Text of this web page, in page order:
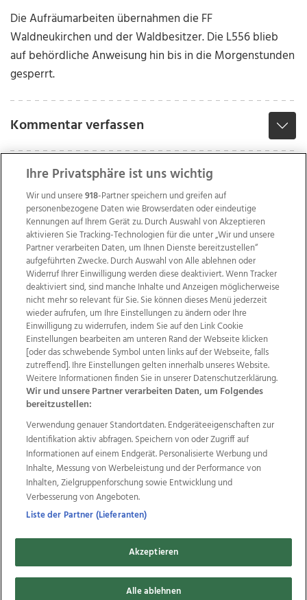
Die Aufräumarbeiten übernahmen die FF
Waldneukirchen und der Waldbesitzer. Die L556 blieb
auf behördliche Anweisung hin bis in die Morgenstunden
gesperrt.
Kommentar verfassen
Wir über uns Mediadaten Kontakt
Jobs
Datenschutz
Impressum
AGB Anzeigekunden
AGB Website
Ehrenkodex Politische Werbung
Weitere Angebote des Medienhauses Wimmer
TV1 di-mog-i.at OÖNow
Ischler Woche
Life Radio
OÖNachrichten
OÖN Immobilien
OÖN Karriere
OÖN Reise
Promenaden Galerien
Regionaljobs
wasistlos.at wirtrauern.at
Copyrights © 2026 Tips Zeitungs GmbH & Co KG
developed by
Ihre Privatsphäre ist uns wichtig
Wir und unsere918-Partner speichern und greifen auf
personenbezogene Daten wie Browserdaten oder eindeutige
Kennungen auf Ihrem Gerät zu. Durch Auswahl von Akzeptieren
aktivieren Sie Tracking-Technologien für die unter „Wir und unsere
Partner verarbeiten Daten, um Ihnen Dienste bereitzustellen“
aufgeführten Zwecke. Durch Auswahl von Alle ablehnen oder
Widerruf Ihrer Einwilligung werden diese deaktiviert. Wenn Tracker
deaktiviert sind, sind manche Inhalte und Anzeigen möglicherweise
nicht mehr so relevant für Sie. Sie können dieses Menü jederzeit
wieder aufrufen, um Ihre Einstellungen zu ändern oder Ihre
Einwilligung zu widerrufen, indem Sie auf den Link Cookie
Einstellungen bearbeiten am unteren Rand der Webseite klicken
[oder das schwebende Symbol unten links auf der Webseite, falls
zutreffend]. Ihre Einstellungen gelten innerhalb unseres Website.
Weitere Informationen finden Sie in unserer Datenschutzerklärung.
Wir und unsere Partner verarbeiten Daten, um Folgendes
bereitzustellen:
Verwendung genauer Standortdaten. Endgeräteeigenschaften zur
Identifikation aktiv abfragen. Speichern von oder Zugriff auf
Informationen auf einem Endgerät. Personalisierte Werbung und
Inhalte, Messung von Werbeleistung und der Performance von
Inhalten, Zielgruppenforschung sowie Entwicklung und
Verbesserung von Angeboten.
Liste der Partner (Lieferanten)
Akzeptieren
Alle ablehnen